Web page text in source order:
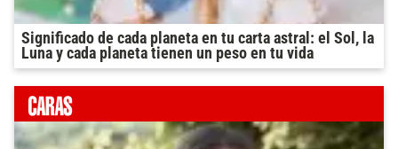
Significado de cada planeta en tu carta astral: el Sol, la
Luna y cada planeta tienen un peso en tu vida